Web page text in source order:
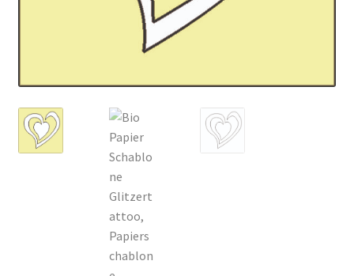
Versandbedingungen
Warenkorb
Widerrufsbelehrung / Muster-Widerrufsformular
Zahlungsbedingungen